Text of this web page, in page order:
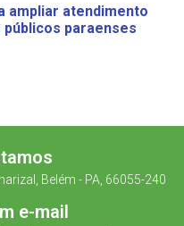
ampliar atendimento
paraenses
Belém - PA, 66055-240
e-mail